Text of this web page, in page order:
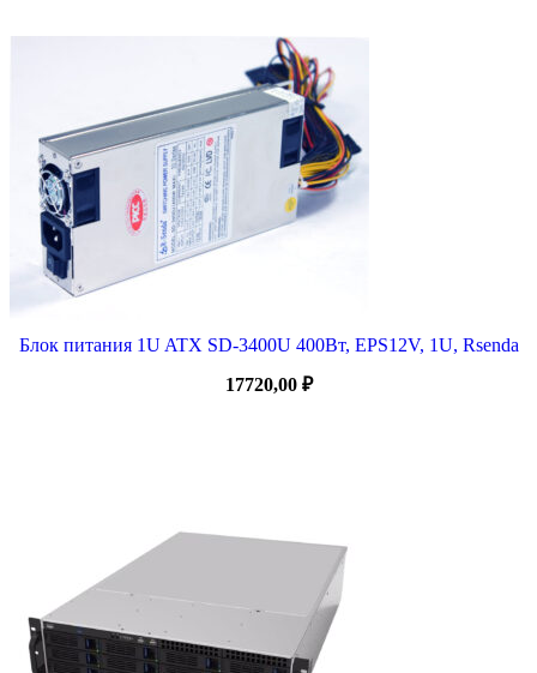
Блок питания 1U ATX SD-3400U 400Вт, EPS12V, 1U, Rsenda
17720,00 ₽